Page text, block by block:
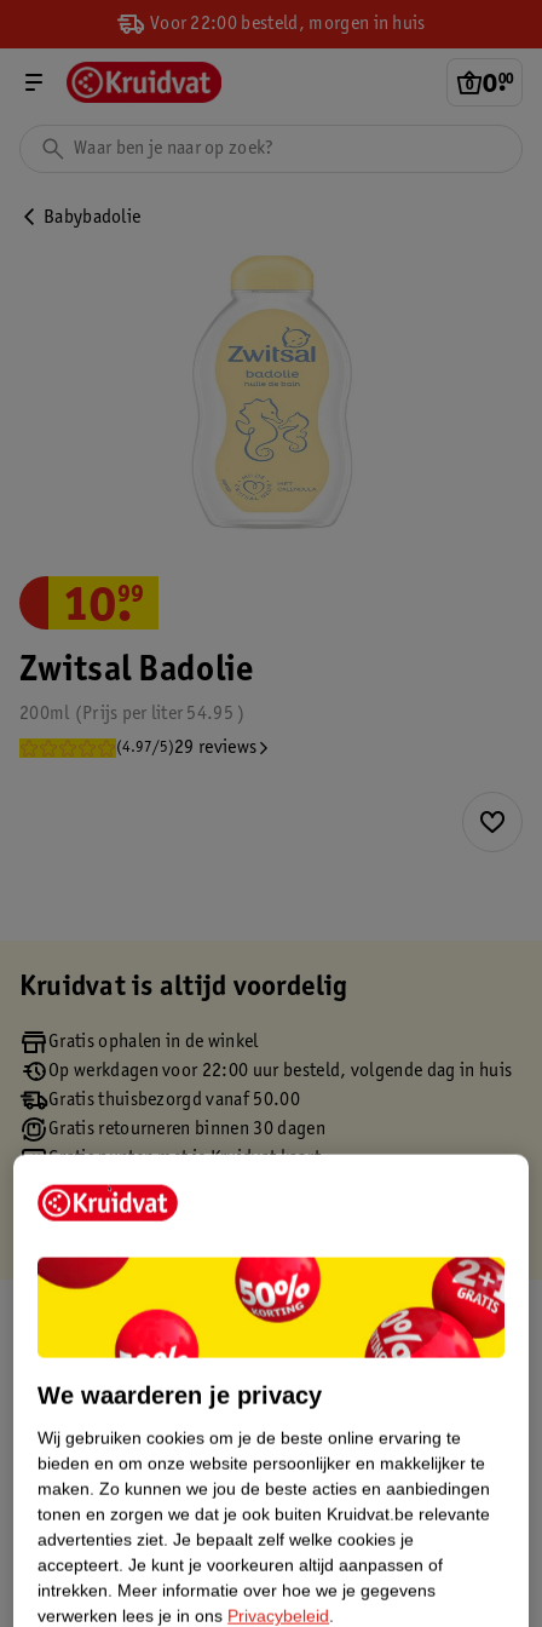
Voor 22:00 besteld, morgen in huis
0.
00
Babybadolie
Zwitsal Badolie
200ml 54.95
Prijs per liter
(4.97/5)29 reviews
10.
99
Kruidvat is altijd voordelig
Gratis ophalen in de winkel
Op werkdagen voor 22:00 uur besteld, volgende dag in huis
Gratis thuisbezorgd vanaf 50.00
Gratis retourneren binnen 30 dagen
Gratis punten met je Kruidvat kaart
Over dit product
Etiketinformatie
Nature Impact Score
Dit product heeft (nog) geen Nature
We waarderen je privacy
Wij gebruiken cookies om je de beste online ervaring te
bieden en om onze website persoonlijker en makkelijker te
maken. Zo kunnen we jou de beste acties en aanbiedingen
tonen en zorgen we dat je ook buiten Kruidvat.be relevante
advertenties ziet. Je bepaalt zelf welke cookies je
accepteert. Je kunt je voorkeuren altijd aanpassen of
intrekken. Meer informatie over hoe we je gegevens
verwerken lees je in ons Privacybeleid.